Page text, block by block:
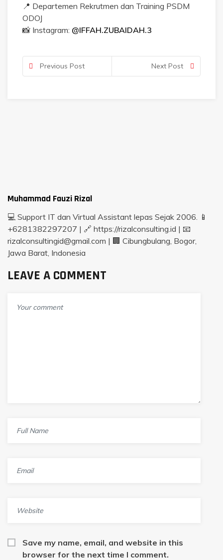
📍 Departemen Rekrutmen dan Training PSDM
ODOJ
📸 Instagram: @IFFAH.ZUBAIDAH.3
Previous Post Next Post
Muhammad Fauzi Rizal
💻 Support IT dan Virtual Assistant lepas Sejak 2006. 📱
+6281382297207 | 🔗 https://rizalconsulting.id | 📧
rizalconsultingid@gmail.com | 🏢 Cibungbulang, Bogor,
Jawa Barat, Indonesia
LEAVE A COMMENT
Save my name, email, and website in this
browser for the next time I comment.